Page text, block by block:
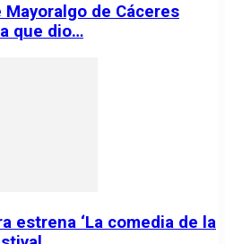
Mayoralgo de Cáceres
que dio…
estrena ‘La comedia de la